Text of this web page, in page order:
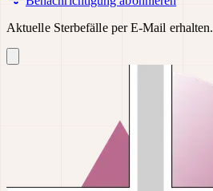
Aktuelle Sterbefälle per E-Mail erhalten.